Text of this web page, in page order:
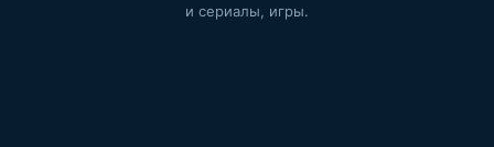
и сериалы, игры.